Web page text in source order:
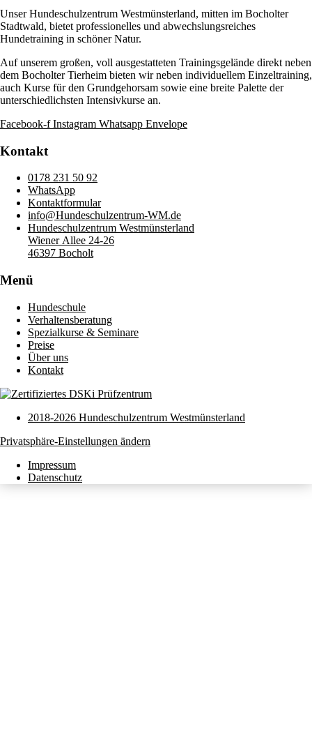
Unser Hundeschulzentrum Westmünsterland, mitten im Bocholter
Stadtwald, bietet professionelles und abwechslungsreiches
Hundetraining in schöner Natur.
Auf unserem großen, voll ausgestatteten Trainingsgelände direkt neben
dem Bocholter Tierheim bieten wir neben individuellem Einzeltraining,
auch Kurse für den Grundgehorsam sowie eine breite Palette der
unterschiedlichsten Intensivkurse an.
Facebook-f Instagram Whatsapp Envelope
Kontakt
0178 231 50 92
WhatsApp
Kontaktformular
info@Hundeschulzentrum-WM.de
Hundeschulzentrum Westmünsterland
Wiener Allee 24-26
46397 Bocholt
Menü
Hundeschule
Verhaltensberatung
Spezialkurse & Seminare
Preise
Über uns
Kontakt
2018-2026 Hundeschulzentrum Westmünsterland
Privatsphäre-Einstellungen ändern
Impressum
Datenschutz